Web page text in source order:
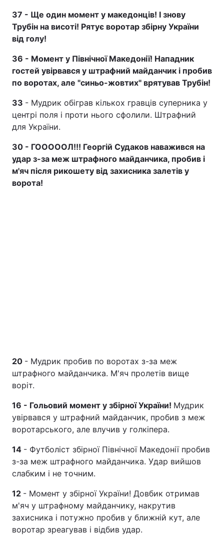
37 - Ще один момент у македонців! І знову
Трубін на висоті! Рятує воротар збірну України
від голу!
36 - Момент у Північної Македонії! Нападник
гостей увірвався у штрафний майданчик і пробив
по воротах, але "синьо-жовтих" врятував Трубін!
33 - Мудрик обіграв кількох гравців суперника у
центрі поля і проти нього сфолили. Штрафний
для України.
30 - ГОООООЛ!!! Георгій Судаков наважився на
удар з-за меж штрафного майданчика, пробив і
м'яч після рикошету від захисника залетів у
ворота!
20 - Мудрик пробив по воротах з-за меж
штрафного майданчика. М'яч пролетів вище
воріт.
16 - Гольовий момент у збірної України! Мудрик
увірвався у штрафний майданчик, пробив з меж
воротарського, але влучив у голкіпера.
14 - Футболіст збірної Північної Македонії пробив
з-за меж штрафного майданчика. Удар вийшов
слабким і не точним.
12 - Момент у збірної України! Довбик отримав
м'яч у штрафному майданчику, накрутив
захисника і потужно пробив у ближній кут, але
воротар зреагував і відбив удар.